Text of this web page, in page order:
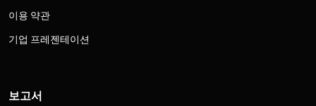
이용 약관
기업 프레젠테이션
보고서